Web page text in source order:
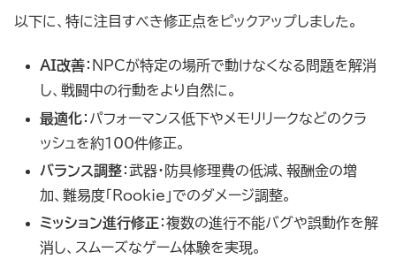
以下に、特に注目すべき修正点をピックアップしました。
AI改善：NPCが特定の場所で動けなくなる問題を解消
し、戦闘中の行動をより自然に。
最適化：パフォーマンス低下やメモリリークなどのクラ
ッシュを約100件修正。
バランス調整：武器・防具修理費の低減、報酬金の増
加、難易度「Rookie」でのダメージ調整。
ミッション進行修正 ：複数の進行不能バグや誤動作を解
消し、スムーズなゲーム体験を実現。